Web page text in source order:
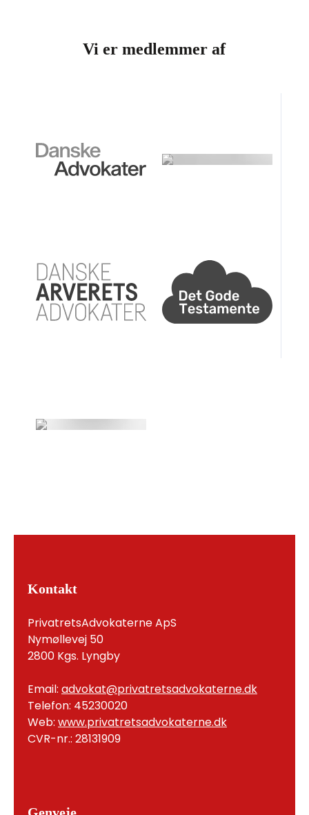
Vi er medlemmer af
Kontakt
PrivatretsAdvokaterne ApS
Nymøllevej 50
2800 Kgs. Lyngby
Email: advokat@privatretsadvokaterne.dk
Telefon: 45230020
Web: www.privatretsadvokaterne.dk
CVR-nr.: 28131909